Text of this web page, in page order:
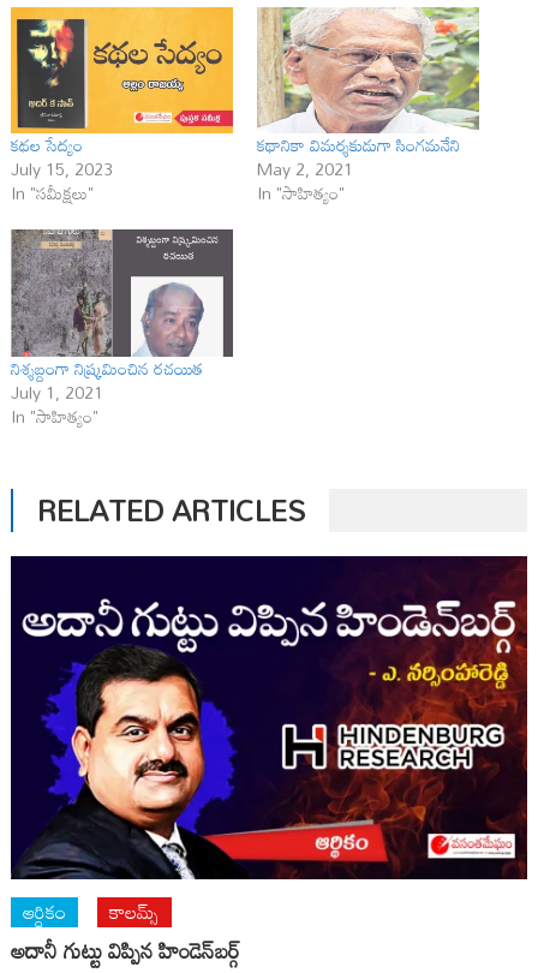
క‌థ‌ల సేద్యం
July 15, 2023
In "సమీక్షలు"
కథానికా విమర్శకుడుగా సింగమనేని
May 2, 2021
In "సాహిత్యం"
నిశ్శబ్దంగా నిష్క్రమించిన రచయిత
July 1, 2021
In "సాహిత్యం"
RELATED ARTICLES
ఆర్ధికం కాలమ్స్
అదానీ గుట్టు విప్పిన హిండెన్‌బర్గ్‌